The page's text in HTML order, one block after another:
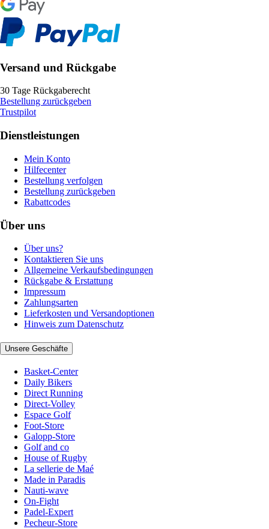
Versand und Rückgabe
30 Tage Rückgaberecht
Bestellung zurückgeben
Trustpilot
Dienstleistungen
Mein Konto
Hilfecenter
Bestellung verfolgen
Bestellung zurückgeben
Rabattcodes
Über uns
Über uns?
Kontaktieren Sie uns
Allgemeine Verkaufsbedingungen
Rückgabe & Erstattung
Impressum
Zahlungsarten
Lieferkosten und Versandoptionen
Hinweis zum Datenschutz
Unsere Geschäfte
Basket-Center
Daily Bikers
Direct Running
Direct-Volley
Espace Golf
Foot-Store
Galopp-Store
Golf and co
House of Rugby
La sellerie de Maé
Made in Paradis
Nauti-wave
On-Fight
Padel-Expert
Pecheur-Store